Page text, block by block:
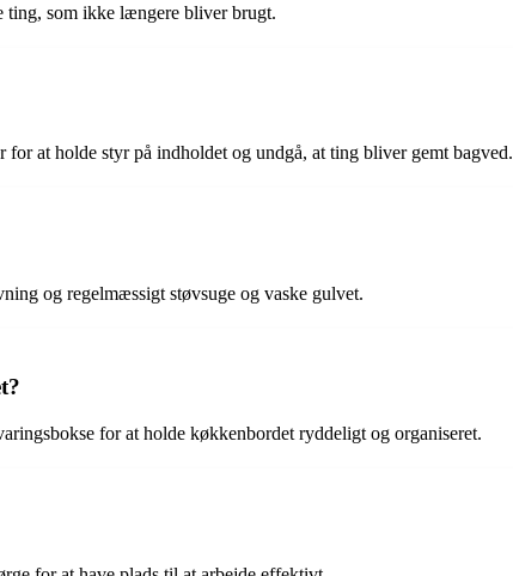
ting, som ikke længere bliver brugt.
at holde styr på indholdet og undgå, at ting bliver gemt bagved.
og regelmæssigt støvsuge og vaske gulvet.
for at holde køkkenbordet ryddeligt og organiseret.